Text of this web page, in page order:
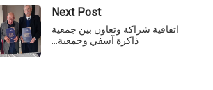
Next Post
اتفاقية شراكة وتعاون بين جمعية
ذاكرة آسفي وجمعية…